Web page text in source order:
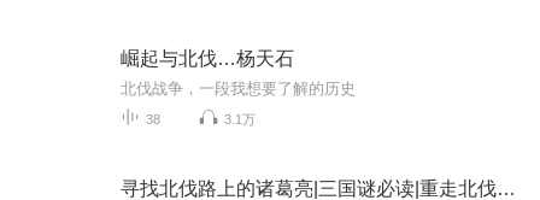
崛起与北伐…杨天石
北伐战争，一段我想要了解的历史
38 3.1万
寻找北伐路上的诸葛亮|三国谜必读|重走北伐之路